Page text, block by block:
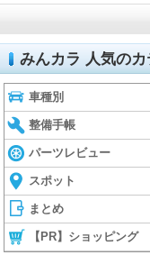
みんカラ 人気のカ
車種別
整備手帳
パーツレビュー
スポット
まとめ
【PR】ショッピング